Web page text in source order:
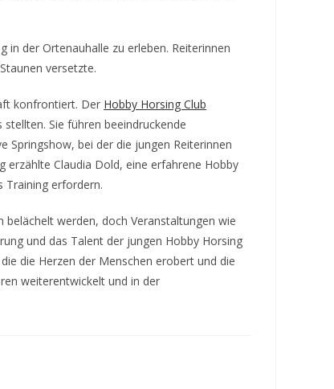
in der Ortenauhalle zu erleben. Reiterinnen
versetzte.
konfrontiert. Der Hobby Horsing Club
Sie führen beeindruckende
Springshow, bei der die jungen Reiterinnen
erzählte Claudia Dold, eine erfahrene Hobby
Training erfordern.
werden, doch Veranstaltungen wie
und das Talent der jungen Hobby Horsing
die Herzen der Menschen erobert und die
weiterentwickelt und in der